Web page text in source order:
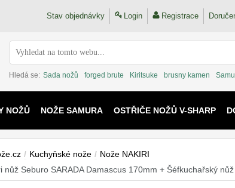
Stav objednávky Login Registrace
Hledá se: Sada nožů forged brute Kiritsuke brusny kamen
NOŽŮ NOŽE SAMURA OSTŘIČE NOŽŮ V-SHARP
/ Kuchyňské nože / Nože NAKIRI
nůž Seburo SARADA Damascus 170mm + Šéfkuchařský